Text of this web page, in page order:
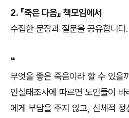
2. 『죽은 다음』 책모임에서
수집한 문장과 질문을 공유합니다.
❝
무엇을 좋은 죽음이라 할 수 있
인실태조사에 따르면 노인들이
에게 부담을 주지 않고, 신체적